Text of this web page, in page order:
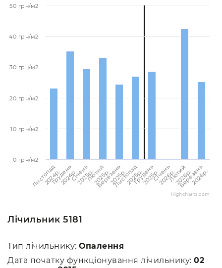
Листопад
2024p.
Грудень
2024p.Січень
2025p.Лютий
2025p.
Березень
2025p.
Листопад
2025p.
Грудень
2025p.Січень
2026p.Лютий
2026p.
Березень
2026p.
0 грн/м2
10 грн/м2
20 грн/м2
30 грн/м2
40 грн/м2
50 грн/м2
Highcharts.com
Лічильник 5181
Тип лічильнику: Опалення
Дата початку функціонування лічильнику: 02